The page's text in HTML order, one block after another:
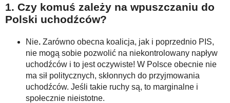
1. Czy komuś zależy na wpuszczaniu do
Polski uchodźców?
Nie. Zarówno obecna koalicja, jak i poprzednio PIS,
nie mogą sobie pozwolić na niekontrolowany napływ
uchodźców i to jest oczywiste! W Polsce obecnie nie
ma sił politycznych, skłonnych do przyjmowania
uchodźców. Jeśli takie ruchy są, to marginalne i
społecznie nieistotne.